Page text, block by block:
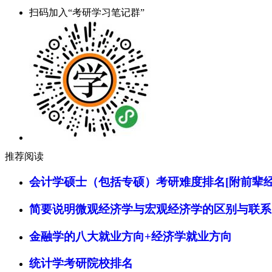
扫码加入“考研学习笔记群”
推荐阅读
会计学硕士（包括专硕）考研难度排名[附前辈
简要说明微观经济学与宏观经济学的区别与联系
金融学的八大就业方向+经济学就业方向
统计学考研院校排名